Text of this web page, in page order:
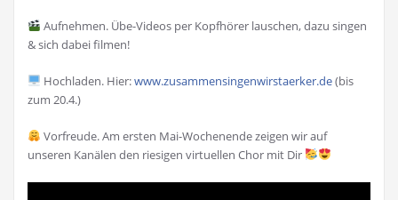
Aufnehmen. Übe-Videos per Kopfhörer lauschen, dazu singen
& sich dabei filmen!
Hochladen. Hier:www.zusammensingenwirstaerker.de(bis
zum 20.4.)
Vorfreude. Am ersten Mai-Wochenende zeigen wir auf
unseren Kanälen den riesigen virtuellen Chor mit Dir